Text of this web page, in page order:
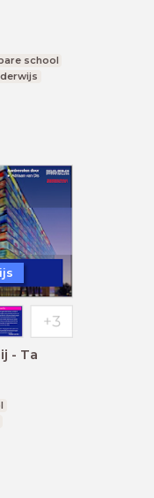
school
- Ta